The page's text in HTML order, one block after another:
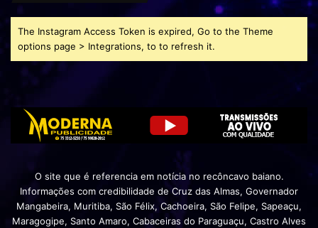
The Instagram Access Token is expired, Go to the Theme
options page > Integrations, to to refresh it.
O site que é referencia em notícia no recôncavo baiano.
Informações com credibilidade de Cruz das Almas, Governador
Mangabeira, Muritiba, São Félix, Cachoeira, São Felipe, Sapeaçu,
Maragogipe, Santo Amaro, Cabaceiras do Paraguaçu, Castro Alves